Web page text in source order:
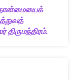
தொன்மையைக்